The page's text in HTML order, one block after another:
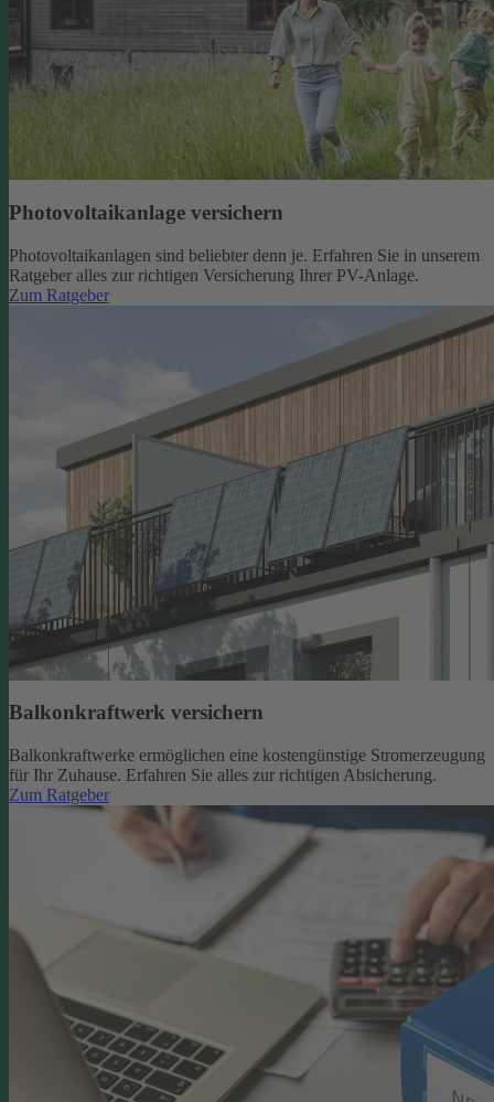
Photovoltaikanlage versichern
Photovoltaikanlagen sind beliebter denn je. Erfahren Sie in unserem
Ratgeber alles zur richtigen Versicherung Ihrer PV-Anlage.
Zum Ratgeber
Balkonkraftwerk versichern
Balkonkraftwerke ermöglichen eine kostengünstige Stromerzeugung
für Ihr Zuhause. Erfahren Sie alles zur richtigen Absicherung.
Zum Ratgeber